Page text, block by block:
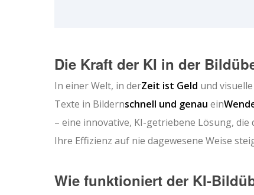
Die Kraft der KI in der
In einer Welt, in derZeit ist Geld und
Texte in Bildernschnell und genau ein
– eine innovative, KI-getriebene Lösung,
Ihre Effizienz auf nie dagewesene Weise
Wie funktioniert der KI-